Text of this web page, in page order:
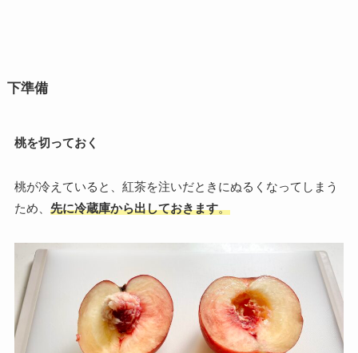
下準備
桃を切っておく
桃が冷えていると、紅茶を注いだときにぬるくなってしまう
ため、 先に冷蔵庫から出しておきます。